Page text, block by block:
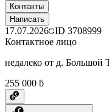
Контакты
Написать
17.07.2026 ID 3708999
Контактное лицо
недалеко от д. Большой
255 000 ƃ